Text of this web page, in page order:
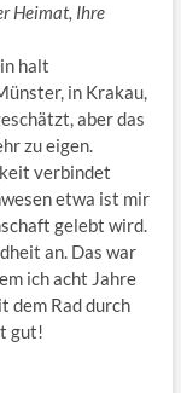
Heimat, Ihre
halt
in Krakau,
aber das
zu eigen.
verbindet
etwa ist mir
gelebt wird.
an. Das war
ich acht Jahre
dem Rad durch
gut!